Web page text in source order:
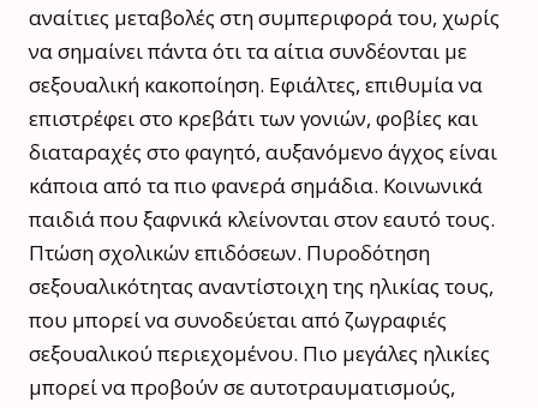
αναίτιες μεταβολές στη συμπεριφορά του, χωρίς
να σημαίνει πάντα ότι τα αίτια συνδέονται με
σεξουαλική κακοποίηση. Εφιάλτες, επιθυμία να
επιστρέφει στο κρεβάτι των γονιών, φοβίες και
διαταραχές στο φαγητό, αυξανόμενο άγχος είναι
κάποια από τα πιο φανερά σημάδια. Κοινωνικά
παιδιά που ξαφνικά κλείνονται στον εαυτό τους.
Πτώση σχολικών επιδόσεων. Πυροδότηση
σεξουαλικότητας αναντίστοιχη της ηλικίας τους,
που μπορεί να συνοδεύεται από ζωγραφιές
σεξουαλικού περιεχομένου. Πιο μεγάλες ηλικίες
μπορεί να προβούν σε αυτοτραυματισμούς,